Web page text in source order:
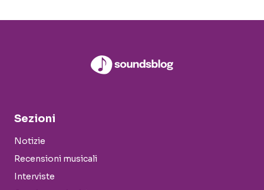
Sezioni
Notizie
Recensioni musicali
Interviste